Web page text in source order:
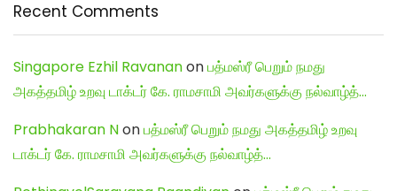
Recent Comments
Singapore Ezhil Ravananonபத்மஸ்ரீ பெறும் நமது
அகத்தமிழ் உறவு டாக்டர் கே. ராமசாமி அவர்களுக்கு நல்வாழ்த்…
Prabhakaran Nonபத்மஸ்ரீ பெறும் நமது அகத்தமிழ் உறவு
டாக்டர் கே. ராமசாமி அவர்களுக்கு நல்வாழ்த்…